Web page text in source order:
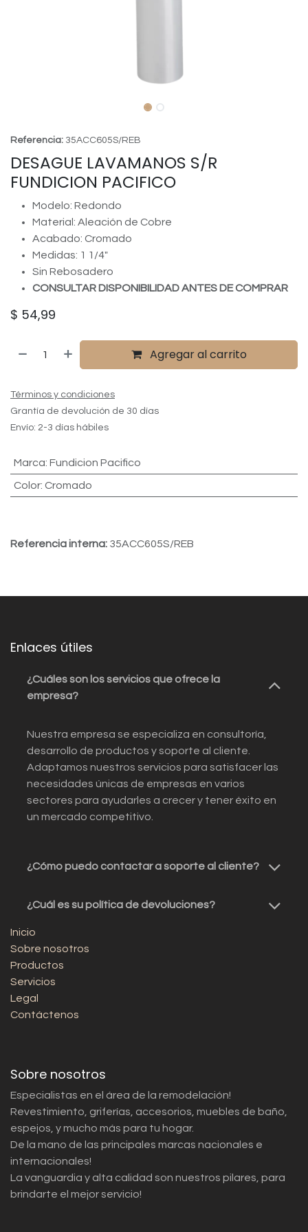
Referencia: 35ACC605S/REB
DESAGUE LAVAMANOS S/R
FUNDICION PACIFICO
Modelo: Redondo
Material: Aleación de Cobre
Acabado: Cromado
Medidas: 1 1/4"
Sin Rebosadero
CONSULTAR DISPONIBILIDAD ANTES DE COMPRAR
$ 54,99
Agregar al carrito
Términos y condiciones
Grantía de devolución de 30 días
Envío: 2-3 días hábiles
Marca: Fundicion Pacifico
Color: Cromado
Referencia interna: 35ACC605S/REB
Enlaces útiles
¿Cuáles son los servicios que ofrece la
empresa?
Nuestra empresa se especializa en consultoría,
desarrollo de productos y soporte al cliente.
Adaptamos nuestros servicios para satisfacer las
necesidades únicas de empresas en varios
sectores para ayudarles a crecer y tener éxito en
un mercado competitivo.
¿Cómo puedo contactar a soporte al cliente?
¿Cuál es su política de devoluciones?
Inicio
Sobre nosotros
Productos
Servicios
Legal
Contáctenos
Sobre nosotros
Especialistas en el área de la remodelación!
Revestimiento, griferías, accesorios, muebles de baño,
espejos, y mucho más para tu hogar.
De la mano de las principales marcas nacionales e
internacionales!
La vanguardia y alta calidad son nuestros pilares, para
brindarte el mejor servicio!